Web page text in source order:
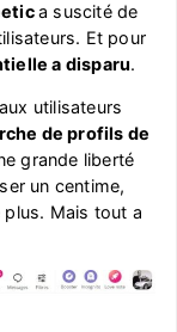
a suscité de
Et pour
a disparu.
utilisateurs
de profils de
grande liberté
un centime,
Mais tout a